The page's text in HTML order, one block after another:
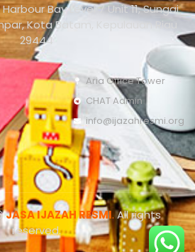
Bay Level 7 Unit 11, Sungai
Kota Batam, Kepulauan Riau
29444
Aria Office Tower
CHAT Admin
info@ijazahresmi.org
JASA IJAZAH RESMI.All rights
reserved.